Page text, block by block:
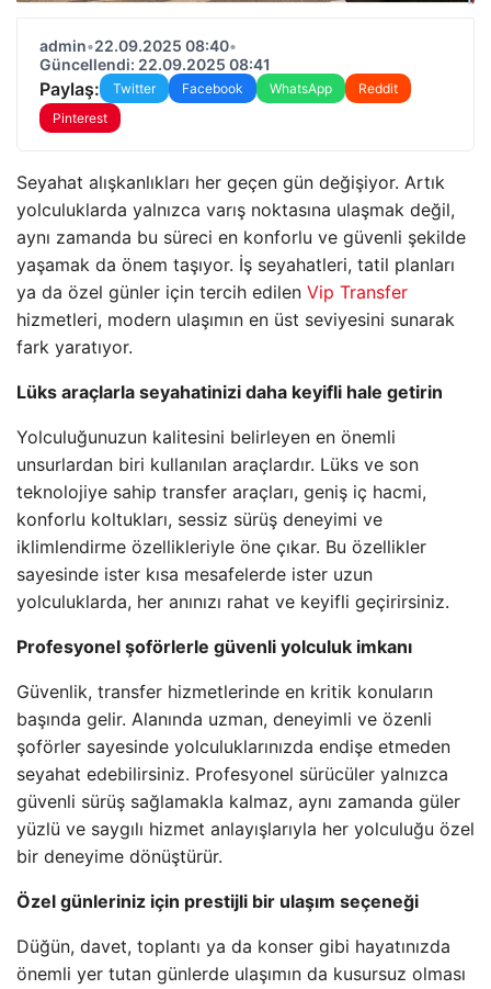
admin•22.09.2025 08:40•
Güncellendi: 22.09.2025 08:41
Paylaş: Twitter Facebook WhatsApp
Reddit
Pinterest
Seyahat alışkanlıkları her geçen gün değişiyor. Artık
yolculuklarda yalnızca varış noktasına ulaşmak değil,
aynı zamanda bu süreci en konforlu ve güvenli şekilde
yaşamak da önem taşıyor. İş seyahatleri, tatil planları
ya da özel günler için tercih edilen Vip Transfer
hizmetleri, modern ulaşımın en üst seviyesini sunarak
fark yaratıyor.
Lüks araçlarla seyahatinizi daha keyifli hale getirin
Yolculuğunuzun kalitesini belirleyen en önemli
unsurlardan biri kullanılan araçlardır. Lüks ve son
teknolojiye sahip transfer araçları, geniş iç hacmi,
konforlu koltukları, sessiz sürüş deneyimi ve
iklimlendirme özellikleriyle öne çıkar. Bu özellikler
sayesinde ister kısa mesafelerde ister uzun
yolculuklarda, her anınızı rahat ve keyifli geçirirsiniz.
Profesyonel şoförlerle güvenli yolculuk imkanı
Güvenlik, transfer hizmetlerinde en kritik konuların
başında gelir. Alanında uzman, deneyimli ve özenli
şoförler sayesinde yolculuklarınızda endişe etmeden
seyahat edebilirsiniz. Profesyonel sürücüler yalnızca
güvenli sürüş sağlamakla kalmaz, aynı zamanda güler
yüzlü ve saygılı hizmet anlayışlarıyla her yolculuğu özel
bir deneyime dönüştürür.
Özel günleriniz için prestijli bir ulaşım seçeneği
Düğün, davet, toplantı ya da konser gibi hayatınızda
önemli yer tutan günlerde ulaşımın da kusursuz olması